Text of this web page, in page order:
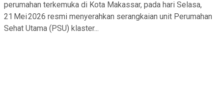
perumahan terkemuka di Kota Makassar, pada hari Selasa,
21 Mei 2026 resmi menyerahkan serangkaian unit Perumahan
Sehat Utama (PSU) klaster...